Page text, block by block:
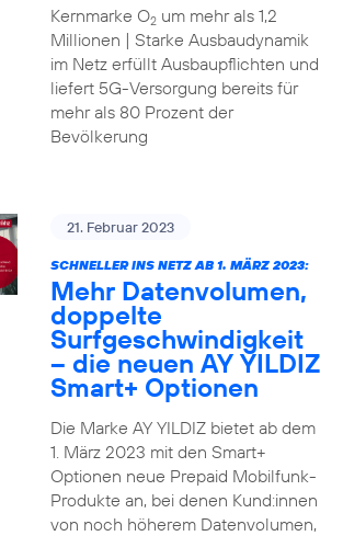
Kernmarke O2um mehr als 1,2
Millionen | Starke Ausbaudynamik
im Netz erfüllt Ausbaupflichten und
liefert 5G-Versorgung bereits für
mehr als 80 Prozent der
Bevölkerung
21. Februar 2023
SCHNELLER INS NETZ AB 1. MÄRZ 2023:
Mehr Datenvolumen,
doppelte
Surfgeschwindigkeit
– die neuen AY YILDIZ
Smart+ Optionen
Die Marke AY YILDIZ bietet ab dem
1. März 2023 mit den Smart+
Optionen neue Prepaid Mobilfunk-
Produkte an, bei denen Kund:innen
von noch höherem Datenvolumen,